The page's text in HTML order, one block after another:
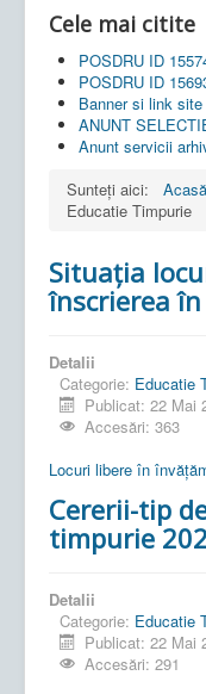
Cele mai citite
POSDRU ID
POSDRU ID
Banner si link
ANUNT
Anunt servicii
Sunteți aici:
Acasă
Educatie Timpurie
Situația
înscrierea
Detalii
Categorie: Educatie
Publicat: 22 Mai
Accesări: 363
Locuri libere în
Cererii-tip
timpurie
Detalii
Categorie: Educatie
Publicat: 22 Mai
Accesări: 291